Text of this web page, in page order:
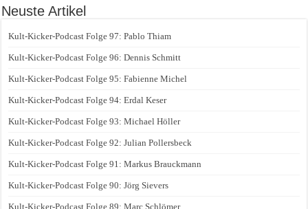
Neuste Artikel
Kult-Kicker-Podcast Folge 97: Pablo Thiam
Kult-Kicker-Podcast Folge 96: Dennis Schmitt
Kult-Kicker-Podcast Folge 95: Fabienne Michel
Kult-Kicker-Podcast Folge 94: Erdal Keser
Kult-Kicker-Podcast Folge 93: Michael Höller
Kult-Kicker-Podcast Folge 92: Julian Pollersbeck
Kult-Kicker-Podcast Folge 91: Markus Brauckmann
Kult-Kicker-Podcast Folge 90: Jörg Sievers
Kult-Kicker-Podcast Folge 89: Marc Schlömer